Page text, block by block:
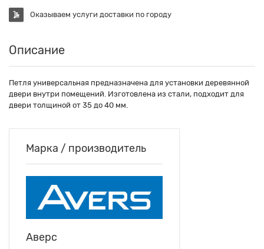
Оказываем услуги доставки по городу
Описание
Петля универсальная предназначена для установки деревянной
двери внутри помещений. Изготовлена из стали, подходит для
двери толщиной от 35 до 40 мм.
Марка / производитель
Аверс